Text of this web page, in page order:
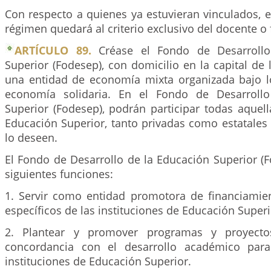
Con respecto a quienes ya estuvieran vinculados,
régimen quedará al criterio exclusivo del docente
ARTÍCULO 89. Créase el Fondo de
Superior (Fodesep), con domicilio en la capital de
una entidad de economía mixta organizada bajo
economía solidaria. En el Fondo de
Superior (Fodesep), podrán participar todas
Educación Superior, tanto privadas como
lo deseen.
El Fondo de Desarrollo de la Educación Superior
siguientes funciones:
1. Servir como entidad promotora de
específicos de las instituciones de Educación
2. Plantear y promover programas y
concordancia con el desarrollo académico
instituciones de Educación Superior.